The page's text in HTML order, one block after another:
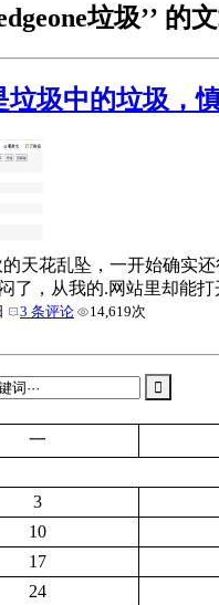
垃圾’’ 的
垃圾中的垃圾，
的天花乱坠，一开始确实
了，从我的.网站里却能
3 条评论 14,619次
一
3
10
17
24